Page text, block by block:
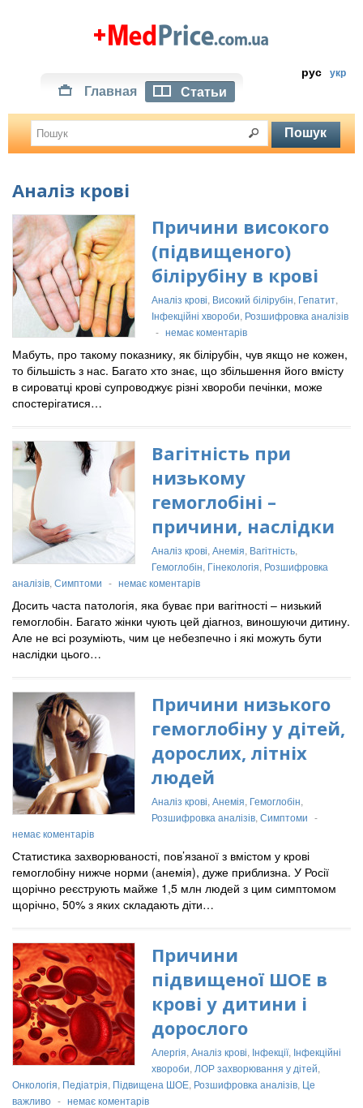
рус укр
Главная Статьи
Аналіз крові
Причини високого
(підвищеного)
білірубіну в крові
Аналіз крові, Високий білірубін, Гепатит,
Інфекційні хвороби, Розшифровка аналізів
- немає коментарів
Мабуть, про такому показнику, як білірубін, чув якщо не кожен,
то більшість з нас. Багато хто знає, що збільшення його вмісту
в сироватці крові супроводжує різні хвороби печінки, може
спостерігатися…
Вагітність при
низькому
гемоглобіні –
причини, наслідки
Аналіз крові, Анемія, Вагітність,
Гемоглобін, Гінекологія, Розшифровка
аналізів, Симптоми - немає коментарів
Досить часта патологія, яка буває при вагітності – низький
гемоглобін. Багато жінки чують цей діагноз, виношуючи дитину.
Але не всі розуміють, чим це небезпечно і які можуть бути
наслідки цього…
Причини низького
гемоглобіну у дітей,
дорослих, літніх
людей
Аналіз крові, Анемія, Гемоглобін,
Розшифровка аналізів, Симптоми -
немає коментарів
Статистика захворюваності, пов’язаної з вмістом у крові
гемоглобіну нижче норми (анемія), дуже приблизна. У Росії
щорічно реєструють майже 1,5 млн людей з цим симптомом
щорічно, 50% з яких складають діти…
Причини
підвищеної ШОЕ в
крові у дитини і
дорослого
Алергія, Аналіз крові, Інфекції, Інфекційні
хвороби, ЛОР захворювання у дітей,
Онкологія, Педіатрія, Підвищена ШОЕ, Розшифровка аналізів, Це
важливо - немає коментарів